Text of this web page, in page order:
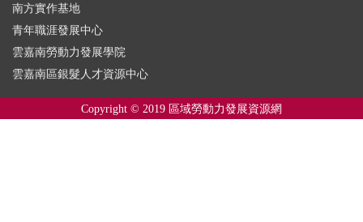
南方實作基地
青年職涯發展中心
雲嘉南勞動力發展學院
雲嘉南區銀髮人才資源中心
Copyright © 2019 區域勞動力發展資源網